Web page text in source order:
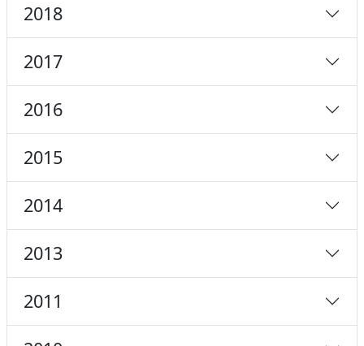
2018
2017
2016
2015
2014
2013
2011